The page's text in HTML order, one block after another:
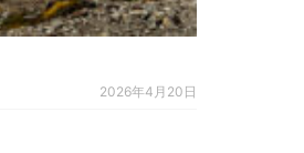
2026年4月20日